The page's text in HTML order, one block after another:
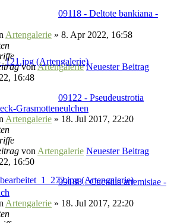
09118 - Deltote bankiana -
Artengalerie » 8. Apr 2022, 16:58
vonArtengalerie Neuester Beitrag
16:48
09122 - Pseudeustrotia
Grasmotteneulchen
Artengalerie » 18. Jul 2017, 22:20
von Artengalerie Neuester Beitrag
16:50
09188 - Cucullia artemisiae -
Artengalerie » 18. Jul 2017, 22:20